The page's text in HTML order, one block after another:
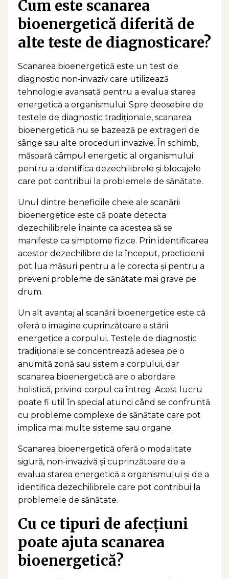
Cum este scanarea
bioenergetică diferită de
alte teste de diagnosticare?
Scanarea bioenergetică este un test de
diagnostic non-invaziv care utilizează
tehnologie avansată pentru a evalua starea
energetică a organismului. Spre deosebire de
testele de diagnostic tradiționale, scanarea
bioenergetică nu se bazează pe extrageri de
sânge sau alte proceduri invazive. În schimb,
măsoară câmpul energetic al organismului
pentru a identifica dezechilibrele și blocajele
care pot contribui la problemele de sănătate.
Unul dintre beneficiile cheie ale scanării
bioenergetice este că poate detecta
dezechilibrele înainte ca acestea să se
manifeste ca simptome fizice. Prin identificarea
acestor dezechilibre de la început, practicienii
pot lua măsuri pentru a le corecta și pentru a
preveni probleme de sănătate mai grave pe
drum.
Un alt avantaj al scanării bioenergetice este că
oferă o imagine cuprinzătoare a stării
energetice a corpului. Testele de diagnostic
tradiționale se concentrează adesea pe o
anumită zonă sau sistem a corpului, dar
scanarea bioenergetică are o abordare
holistică, privind corpul ca întreg. Acest lucru
poate fi util în special atunci când se confruntă
cu probleme complexe de sănătate care pot
implica mai multe sisteme sau organe.
Scanarea bioenergetică oferă o modalitate
sigură, non-invazivă și cuprinzătoare de a
evalua starea energetică a organismului și de a
identifica dezechilibrele care pot contribui la
problemele de sănătate.
Cu ce ​​tipuri de afecţiuni
poate ajuta scanarea
bioenergetică?